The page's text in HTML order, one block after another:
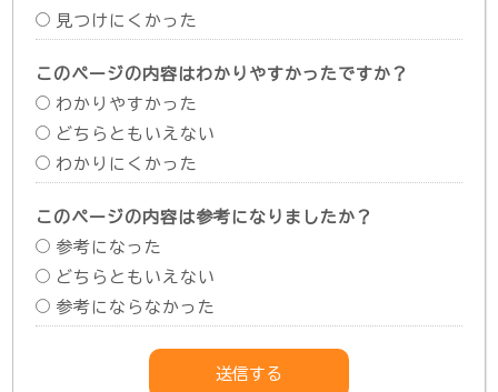
見つけにくかった
このページの内容はわかりやすかったですか？
わかりやすかった
どちらともいえない
わかりにくかった
このページの内容は参考になりましたか？
参考になった
どちらともいえない
参考にならなかった